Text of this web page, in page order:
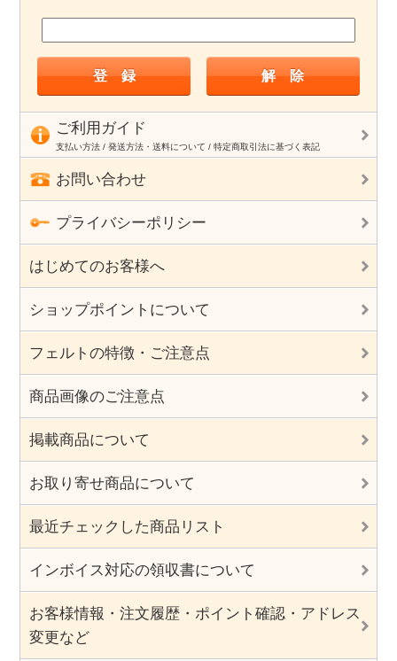
ご利用ガイド
支払い方法 / 発送方法・送料について / 特定商取引法に基づく表記
お問い合わせ
プライバシーポリシー
はじめてのお客様へ
ショップポイントについて
フェルトの特徴・ご注意点
商品画像のご注意点
掲載商品について
お取り寄せ商品について
最近チェックした商品リスト
インボイス対応の領収書について
お客様情報・注文履歴・ポイント確認・アドレス
変更など